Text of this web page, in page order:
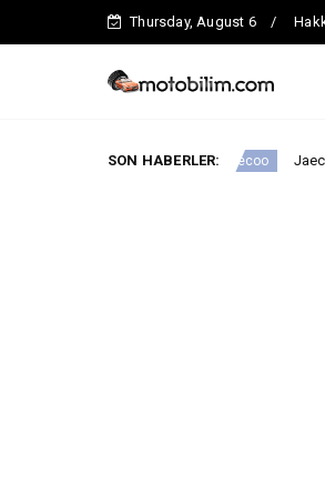
Thursday, August 6
SON HABERLER:
Jaecoo Jaecoo, The